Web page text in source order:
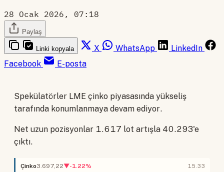
28 Ocak 2026, 07:18
Paylaş
Linki kopyala X WhatsApp
LinkedIn
Facebook
E-posta
Spekülatörler LME çinko piyasasında yükseliş
tarafında konumlanmaya devam ediyor.
Net uzun pozisyonlar 1.617 lot artışla 40.293'e
çıktı.
Çinko3.697,22▼-1.22% 15.33